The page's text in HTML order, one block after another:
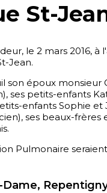
St-
le 2 mars 2016,
Jean.
son époux monsieur
ses petits-enfants
enfants Sophie
ses beaux-
Pulmonaire